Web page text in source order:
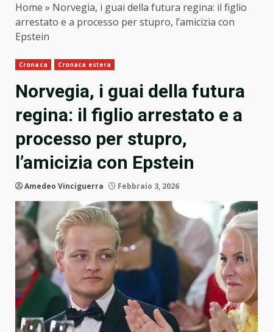
Home » Norvegia, i guai della futura regina: il figlio
arrestato e a processo per stupro, l’amicizia con
Epstein
Cronaca Cronaca estera
Norvegia, i guai della futura
regina: il figlio arrestato e a
processo per stupro,
l’amicizia con Epstein
Amedeo Vinciguerra Febbraio 3, 2026